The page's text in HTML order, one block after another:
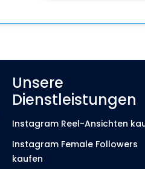
Unsere
Dienstleistungen
Instagram Reel-Ansichten
Instagram Female Followers
kaufen